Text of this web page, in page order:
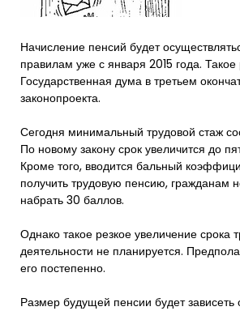
Начисление пенсий будет
правилам уже с января 2015 года.
Государственная дума в третьем
законопроекта.
Сегодня минимальный трудовой стаж
По новому закону срок увеличится до
Кроме того, вводится бальный
получить трудовую пенсию, гражданам
набрать 30 баллов.
Однако такое резкое увеличение срока
деятельности не планируется.
его постепенно.
Размер будущей пенсии будет зависеть